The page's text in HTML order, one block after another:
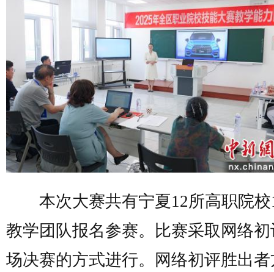
本次大赛共有宁夏12所高职院校
教学团队报名参赛。比赛采取网络
场决赛的方式进行。网络初评胜出